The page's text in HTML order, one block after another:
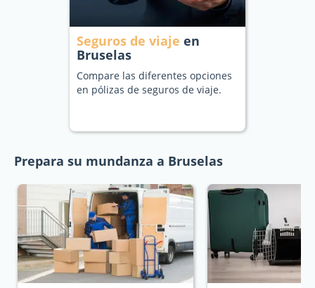
Seguros de viaje en
Bruselas
Compare las diferentes opciones
en pólizas de seguros de viaje.
Prepara su mundanza a Bruselas